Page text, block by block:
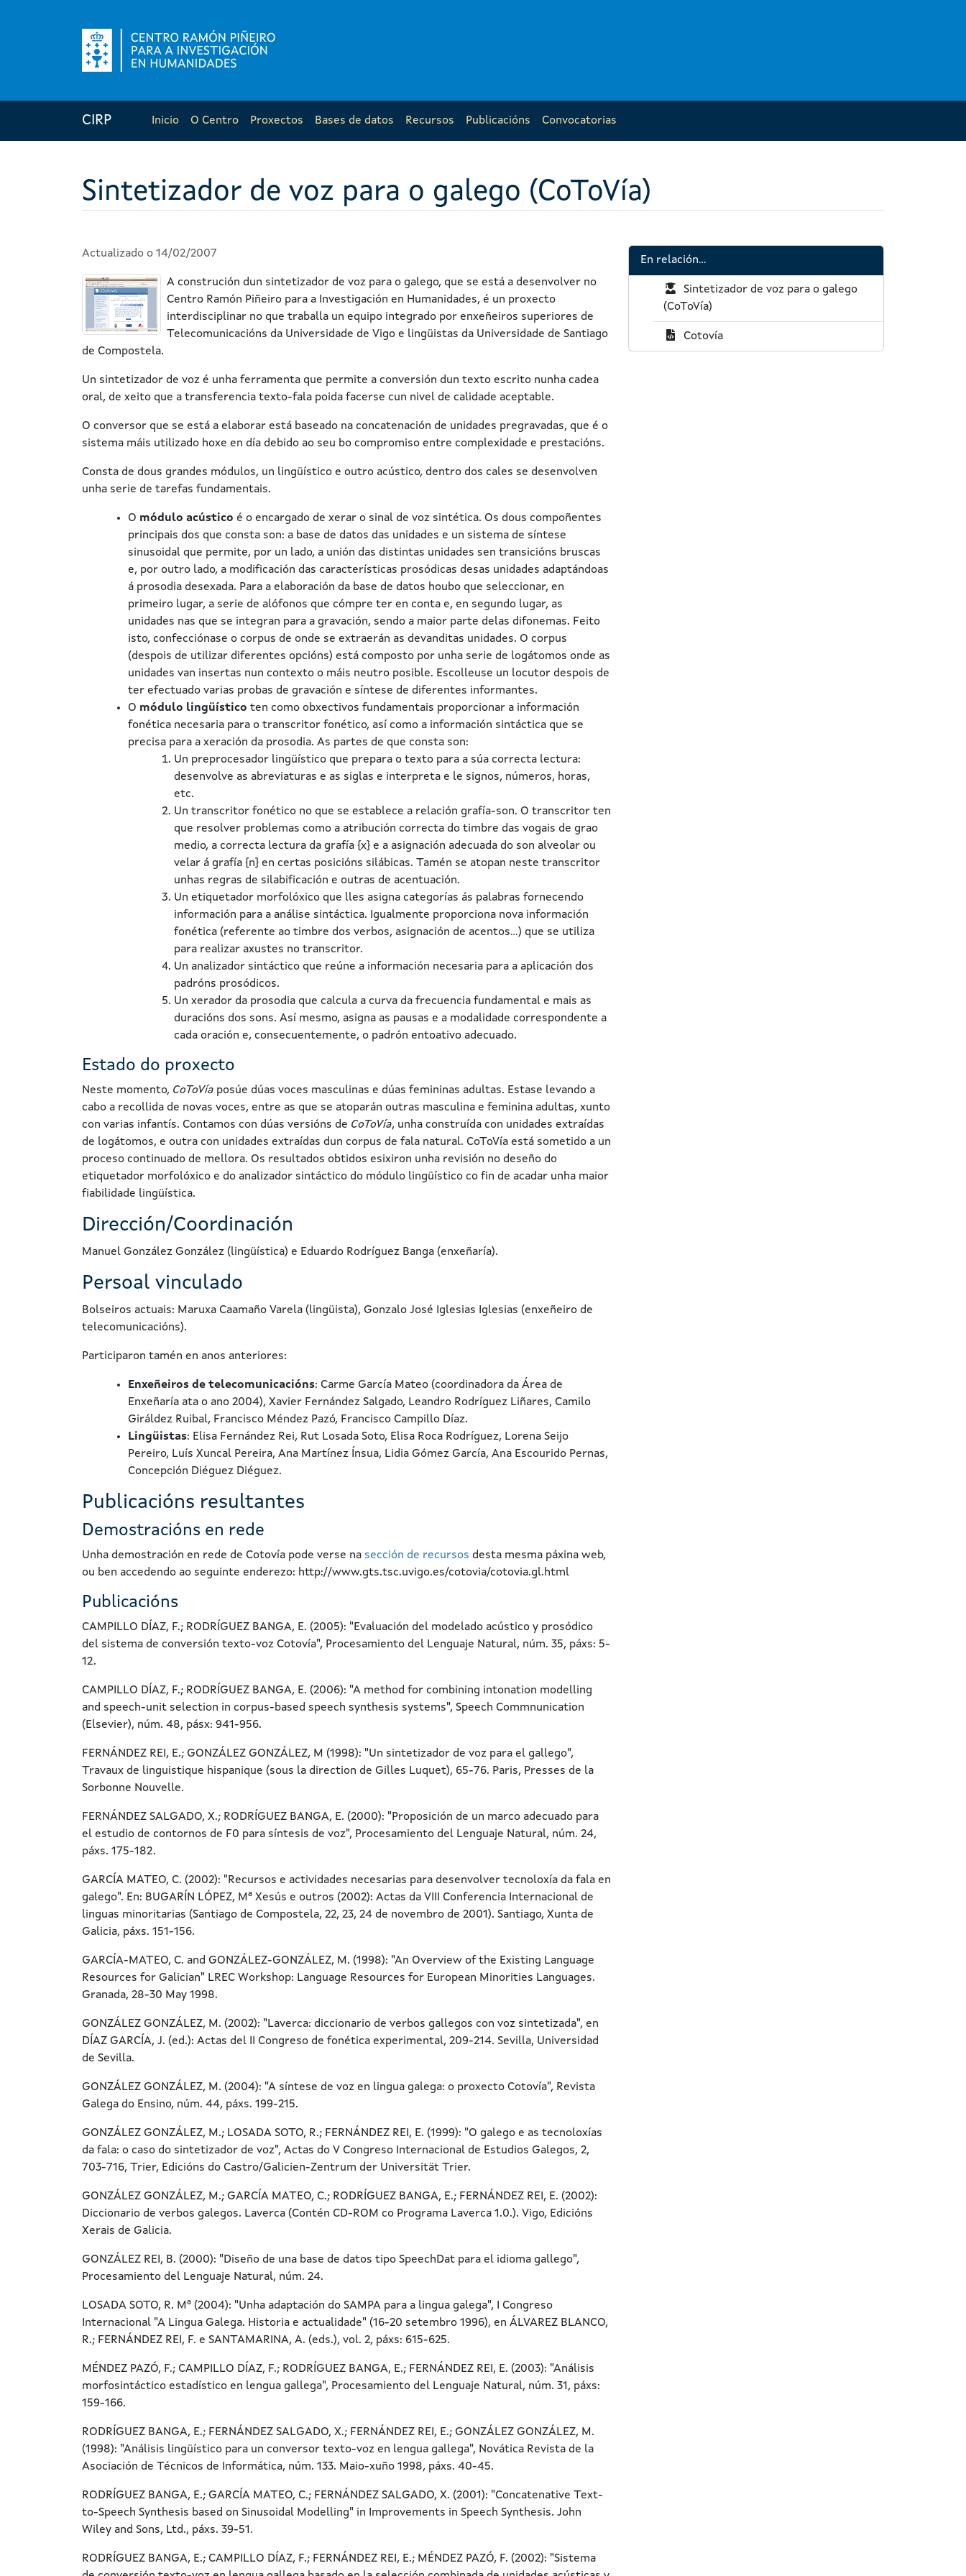
CIRP Inicio O Centro Proxectos Bases de datos Recursos Publicacións Convocatorias
Sintetizador de voz para o galego (CoToVía)
Actualizado o 14/02/2007
A construción dun sintetizador de voz para o galego, que se está a desenvolver no
Centro Ramón Piñeiro para a Investigación en Humanidades, é un proxecto
interdisciplinar no que traballa un equipo integrado por enxeñeiros superiores de
Telecomunicacións da Universidade de Vigo e lingüistas da Universidade de Santiago
de Compostela.
Un sintetizador de voz é unha ferramenta que permite a conversión dun texto escrito nunha cadea
oral, de xeito que a transferencia texto-fala poida facerse cun nivel de calidade aceptable.
O conversor que se está a elaborar está baseado na concatenación de unidades pregravadas, que é o
sistema máis utilizado hoxe en día debido ao seu bo compromiso entre complexidade e prestacións.
Consta de dous grandes módulos, un lingüístico e outro acústico, dentro dos cales se desenvolven
unha serie de tarefas fundamentais.
O módulo acústico é o encargado de xerar o sinal de voz sintética. Os dous compoñentes
principais dos que consta son: a base de datos das unidades e un sistema de síntese
sinusoidal que permite, por un lado, a unión das distintas unidades sen transicións bruscas
e, por outro lado, a modificación das características prosódicas desas unidades adaptándoas
á prosodia desexada. Para a elaboración da base de datos houbo que seleccionar, en
primeiro lugar, a serie de alófonos que cómpre ter en conta e, en segundo lugar, as
unidades nas que se integran para a gravación, sendo a maior parte delas difonemas. Feito
isto, confecciónase o corpus de onde se extraerán as devanditas unidades. O corpus
(despois de utilizar diferentes opcións) está composto por unha serie de logátomos onde as
unidades van insertas nun contexto o máis neutro posible. Escolleuse un locutor despois de
ter efectuado varias probas de gravación e síntese de diferentes informantes.
O módulo lingüístico ten como obxectivos fundamentais proporcionar a información
fonética necesaria para o transcritor fonético, así como a información sintáctica que se
precisa para a xeración da prosodia. As partes de que consta son:
Un preprocesador lingüístico que prepara o texto para a súa correcta lectura:
desenvolve as abreviaturas e as siglas e interpreta e le signos, números, horas,
etc.
Un transcritor fonético no que se establece a relación grafía-son. O transcritor ten
que resolver problemas como a atribución correcta do timbre das vogais de grao
medio, a correcta lectura da grafía {x} e a asignación adecuada do son alveolar ou
velar á grafía {n} en certas posicións silábicas. Tamén se atopan neste transcritor
unhas regras de silabificación e outras de acentuación.
Un etiquetador morfolóxico que lles asigna categorías ás palabras fornecendo
información para a análise sintáctica. Igualmente proporciona nova información
fonética (referente ao timbre dos verbos, asignación de acentos...) que se utiliza
para realizar axustes no transcritor.
Un analizador sintáctico que reúne a información necesaria para a aplicación dos
padróns prosódicos.
Un xerador da prosodia que calcula a curva da frecuencia fundamental e mais as
duracións dos sons. Así mesmo, asigna as pausas e a modalidade correspondente a
cada oración e, consecuentemente, o padrón entoativo adecuado.
Estado do proxecto
Neste momento, CoToVía posúe dúas voces masculinas e dúas femininas adultas. Estase levando a
cabo a recollida de novas voces, entre as que se atoparán outras masculina e feminina adultas, xunto
con varias infantís. Contamos con dúas versións de CoToVía, unha construída con unidades extraídas
de logátomos, e outra con unidades extraídas dun corpus de fala natural. CoToVía está sometido a un
proceso continuado de mellora. Os resultados obtidos esixiron unha revisión no deseño do
etiquetador morfolóxico e do analizador sintáctico do módulo lingüístico co fin de acadar unha maior
fiabilidade lingüística.
Dirección/Coordinación
Manuel González González (lingüística) e Eduardo Rodríguez Banga (enxeñaría).
Persoal vinculado
Bolseiros actuais: Maruxa Caamaño Varela (lingüista), Gonzalo José Iglesias Iglesias (enxeñeiro de
telecomunicacións).
Participaron tamén en anos anteriores:
Enxeñeiros de telecomunicacións: Carme García Mateo (coordinadora da Área de
Enxeñaría ata o ano 2004), Xavier Fernández Salgado, Leandro Rodríguez Liñares, Camilo
Giráldez Ruibal, Francisco Méndez Pazó, Francisco Campillo Díaz.
Lingüistas: Elisa Fernández Rei, Rut Losada Soto, Elisa Roca Rodríguez, Lorena Seijo
Pereiro, Luís Xuncal Pereira, Ana Martínez Ínsua, Lidia Gómez García, Ana Escourido Pernas,
Concepción Diéguez Diéguez.
Publicacións resultantes
Demostracións en rede
Unha demostración en rede de Cotovía pode verse na sección de recursos desta mesma páxina web,
ou ben accedendo ao seguinte enderezo: http://www.gts.tsc.uvigo.es/cotovia/cotovia.gl.html
Publicacións
CAMPILLO DÍAZ, F.; RODRÍGUEZ BANGA, E. (2005): "Evaluación del modelado acústico y prosódico
del sistema de conversión texto-voz Cotovía", Procesamiento del Lenguaje Natural, núm. 35, páxs: 5-
12.
CAMPILLO DÍAZ, F.; RODRÍGUEZ BANGA, E. (2006): "A method for combining intonation modelling
and speech-unit selection in corpus-based speech synthesis systems", Speech Commnunication
(Elsevier), núm. 48, pásx: 941-956.
FERNÁNDEZ REI, E.; GONZÁLEZ GONZÁLEZ, M (1998): "Un sintetizador de voz para el gallego",
Travaux de linguistique hispanique (sous la direction de Gilles Luquet), 65-76. Paris, Presses de la
Sorbonne Nouvelle.
FERNÁNDEZ SALGADO, X.; RODRÍGUEZ BANGA, E. (2000): "Proposición de un marco adecuado para
el estudio de contornos de F0 para síntesis de voz", Procesamiento del Lenguaje Natural, núm. 24,
páxs. 175-182.
GARCÍA MATEO, C. (2002): "Recursos e actividades necesarias para desenvolver tecnoloxía da fala en
galego". En: BUGARÍN LÓPEZ, Mª Xesús e outros (2002): Actas da VIII Conferencia Internacional de
linguas minoritarias (Santiago de Compostela, 22, 23, 24 de novembro de 2001). Santiago, Xunta de
Galicia, páxs. 151-156.
GARCÍA-MATEO, C. and GONZÁLEZ-GONZÁLEZ, M. (1998): "An Overview of the Existing Language
Resources for Galician" LREC Workshop: Language Resources for European Minorities Languages.
Granada, 28-30 May 1998.
GONZÁLEZ GONZÁLEZ, M. (2002): "Laverca: diccionario de verbos gallegos con voz sintetizada", en
DÍAZ GARCÍA, J. (ed.): Actas del II Congreso de fonética experimental, 209-214. Sevilla, Universidad
de Sevilla.
GONZÁLEZ GONZÁLEZ, M. (2004): "A síntese de voz en lingua galega: o proxecto Cotovía", Revista
Galega do Ensino, núm. 44, páxs. 199-215.
GONZÁLEZ GONZÁLEZ, M.; LOSADA SOTO, R.; FERNÁNDEZ REI, E. (1999): "O galego e as tecnoloxías
da fala: o caso do sintetizador de voz", Actas do V Congreso Internacional de Estudios Galegos, 2,
703-716, Trier, Edicións do Castro/Galicien-Zentrum der Universität Trier.
GONZÁLEZ GONZÁLEZ, M.; GARCÍA MATEO, C.; RODRÍGUEZ BANGA, E.; FERNÁNDEZ REI, E. (2002):
Diccionario de verbos galegos. Laverca (Contén CD-ROM co Programa Laverca 1.0.). Vigo, Edicións
Xerais de Galicia.
GONZÁLEZ REI, B. (2000): "Diseño de una base de datos tipo SpeechDat para el idioma gallego",
Procesamiento del Lenguaje Natural, núm. 24.
LOSADA SOTO, R. Mª (2004): "Unha adaptación do SAMPA para a lingua galega", I Congreso
Internacional "A Lingua Galega. Historia e actualidade" (16-20 setembro 1996), en ÁLVAREZ BLANCO,
R.; FERNÁNDEZ REI, F. e SANTAMARINA, A. (eds.), vol. 2, páxs: 615-625.
MÉNDEZ PAZÓ, F.; CAMPILLO DÍAZ, F.; RODRÍGUEZ BANGA, E.; FERNÁNDEZ REI, E. (2003): "Análisis
morfosintáctico estadístico en lengua gallega", Procesamiento del Lenguaje Natural, núm. 31, páxs:
159-166.
RODRÍGUEZ BANGA, E.; FERNÁNDEZ SALGADO, X.; FERNÁNDEZ REI, E.; GONZÁLEZ GONZÁLEZ, M.
(1998): "Análisis lingüístico para un conversor texto-voz en lengua gallega", Novática Revista de la
Asociación de Técnicos de Informática, núm. 133. Maio-xuño 1998, páxs. 40-45.
RODRÍGUEZ BANGA, E.; GARCÍA MATEO, C.; FERNÁNDEZ SALGADO, X. (2001): "Concatenative Text-
to-Speech Synthesis based on Sinusoidal Modelling" in Improvements in Speech Synthesis. John
Wiley and Sons, Ltd., páxs. 39-51.
RODRÍGUEZ BANGA, E.; CAMPILLO DÍAZ, F.; FERNÁNDEZ REI, E.; MÉNDEZ PAZÓ, F. (2002): "Sistema
En relación...
R
X
Sintetizador de voz para o galego
(CoToVía)
R
E
Cotovía